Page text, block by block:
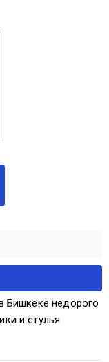
Бишкеке недорого
и стулья